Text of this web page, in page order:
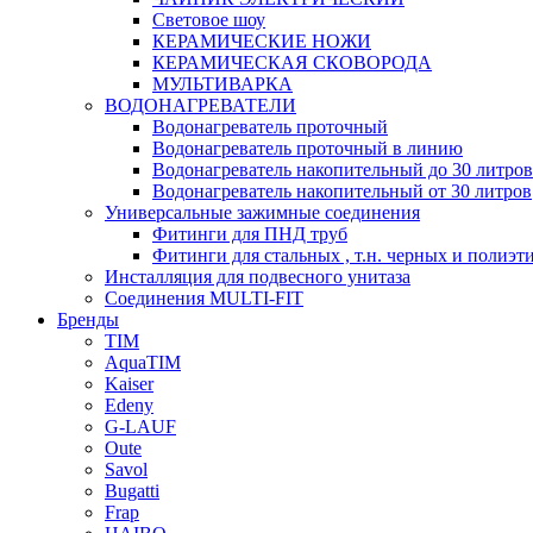
Световое шоу
КЕРАМИЧЕСКИЕ НОЖИ
КЕРАМИЧЕСКАЯ СКОВОРОДА
МУЛЬТИВАРКА
ВОДОНАГРЕВАТЕЛИ
Водонагреватель проточный
Водонагреватель проточный в линию
Водонагреватель накопительный до 30 литров
Водонагреватель накопительный от 30 литров
Универсальные зажимные соединения
Фитинги для ПНД труб
Фитинги для стальных , т.н. черных и
Инсталляция для подвесного унитаза
Соединения MULTI-FIT
Бренды
TIM
AquaTIM
Kaiser
Edeny
G-LAUF
Oute
Savol
Bugatti
Frap